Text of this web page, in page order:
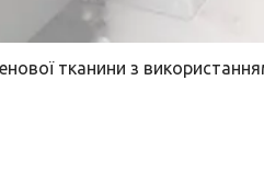
тканини з